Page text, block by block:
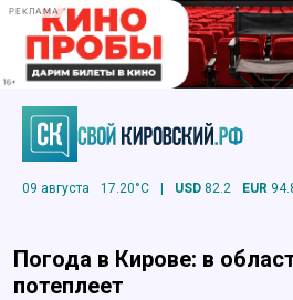
РЕКЛАМА
09 августа 17.20°C | USD 82.2 EUR
Погода в Кирове: в
потеплеет